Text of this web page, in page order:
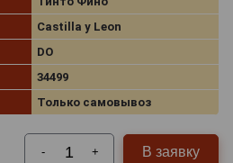
Castilla y Leon
DO
34499
Только самовывоз
- + В заявку